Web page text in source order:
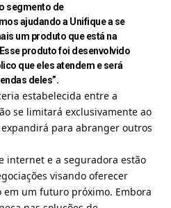
segmento de
ajudando a Unifique a se
um produto que está na
produto foi desenvolvido
que eles atendem e será
deles”.
estabelecida entre a
se limitará exclusivamente ao
para abranger outros
internet e a seguradora estão
visando oferecer
em um futuro próximo. Embora